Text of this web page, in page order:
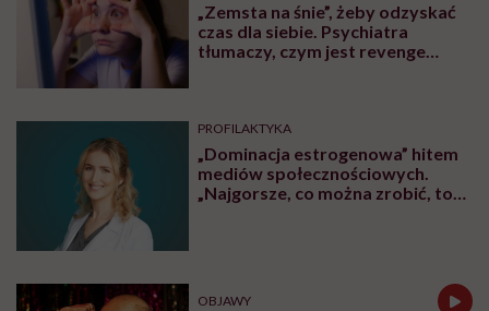
„Zemsta na śnie”, żeby odzyskać
czas dla siebie. Psychiatra
tłumaczy, czym jest revenge
PROFILAKTYKA
„Dominacja estrogenowa” hitem
mediów społecznościowych.
„Najgorsze, co można zrobić, to
OBJAWY